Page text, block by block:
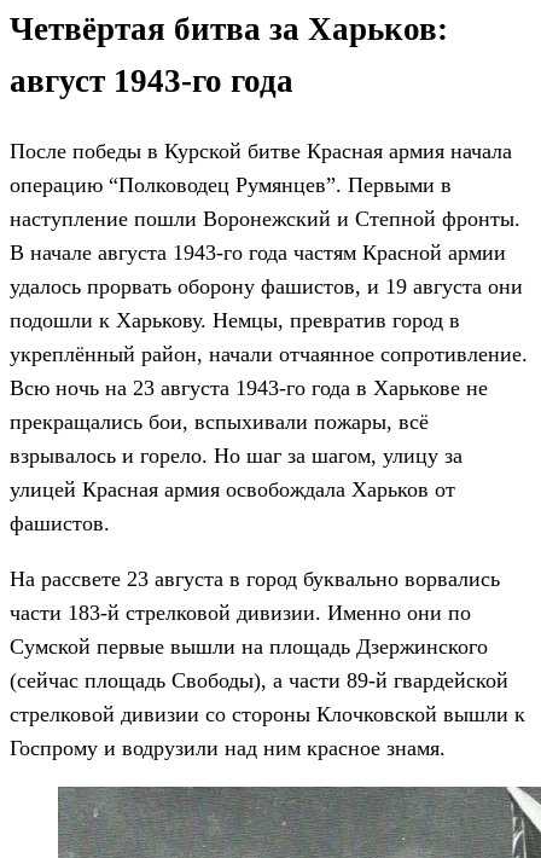
Четвёртая битва за Харьков:
август 1943-го года
После победы в Курской битве Красная армия начала
операцию “Полководец Румянцев”. Первыми в
наступление пошли Воронежский и Степной фронты.
В начале августа 1943-го года частям Красной армии
удалось прорвать оборону фашистов, и 19 августа они
подошли к Харькову. Немцы, превратив город в
укреплённый район, начали отчаянное сопротивление.
Всю ночь на 23 августа 1943-го года в Харькове не
прекращались бои, вспыхивали пожары, всё
взрывалось и горело. Но шаг за шагом, улицу за
улицей Красная армия освобождала Харьков от
фашистов.
На рассвете 23 августа в город буквально ворвались
части 183-й стрелковой дивизии. Именно они по
Сумской первые вышли на площадь Дзержинского
(сейчас площадь Свободы), а части 89-й гвардейской
стрелковой дивизии со стороны Клочковской вышли к
Госпрому и водрузили над ним красное знамя.